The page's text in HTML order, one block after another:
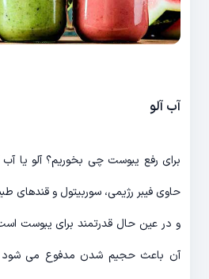
آب آلو
برای رفع یبوست چی بخوریم؟ آلو یا
حاوی فیبر رژیمی، سوربیتول و قندهای
و در عین حال قدرتمند برای یبوست
آن باعث حجیم شدن مدفوع می شود و